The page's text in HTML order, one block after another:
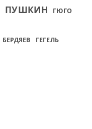
ПУШКИН ГЮГО
БЕРДЯЕВ ГЕГЕЛЬ